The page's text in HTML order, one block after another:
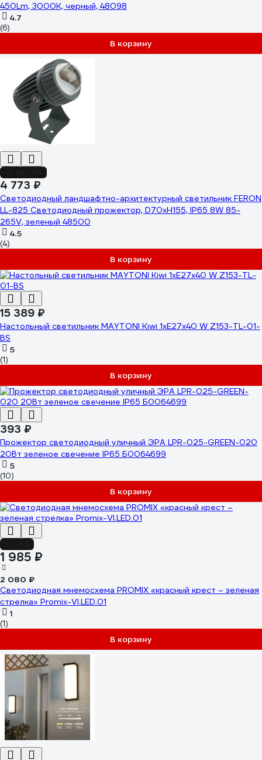
450Lm, 3000K, черный, 48098
4.7
(6)
В корзину
4 773 ₽
Светодиодный ландшафтно-архитектурный светильник FERON
LL-825 Светодиодный прожектор, D70xH155, IP65 8W 85-
265V, зеленый 48500
4.5
(4)
В корзину
15 389 ₽
Настольный светильник MAYTONI Kiwi 1хE27x40 W Z153-TL-01-
BS
5
(1)
В корзину
393 ₽
Прожектор светодиодный уличный ЭРА LPR-025-GREEN-020
20Вт зеленое свечение IP65 Б0064699
5
(10)
В корзину
1 985 ₽
2 080 ₽
Светодиодная мнемосхема PROMIX «красный крест – зеленая
стрелка» Promix-VI.LED.01
1
(1)
В корзину